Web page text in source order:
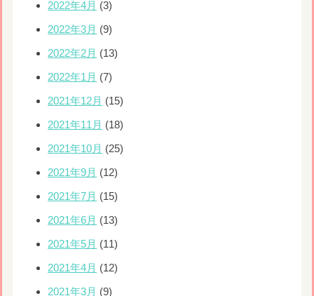
2022年4月 (3)
2022年3月 (9)
2022年2月 (13)
2022年1月 (7)
2021年12月 (15)
2021年11月 (18)
2021年10月 (25)
2021年9月 (12)
2021年7月 (15)
2021年6月 (13)
2021年5月 (11)
2021年4月 (12)
2021年3月 (9)